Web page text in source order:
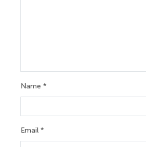
Name *
Email *